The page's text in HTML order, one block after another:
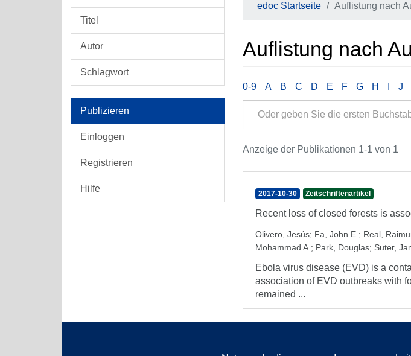
Titel
Autor
Schlagwort
Publizieren
Einloggen
Registrieren
Hilfe
edoc Startseite Auflistung nach
Auflistung nach
0-9 A B C D E F G H J
Anzeige der Publikationen 1-1 von 1
2017-10-30 Zeitschriftenartikel
Recent loss of closed forests is
Olivero, Jesús; Fa, John E. ; Real,
Mohammad A. ; Park, Douglas; Suter,
Ebola virus disease (EVD) is a
association of EVD outbreaks with
remained ...